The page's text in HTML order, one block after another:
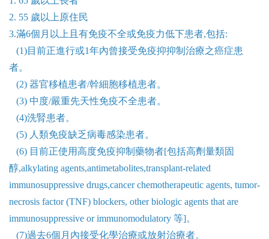
2. 55 歲以上原住民
3.滿6個月以上且有免疫不全或免疫力低下患者,包括:
(1)目前正進行或1年內曾接受免疫抑抑制治療之癌症患
者。
(2) 器官移植患者/幹細胞移植患者。
(3) 中度/嚴重先天性免疫不全患者。
(4)洗腎患者。
(5) 人類免疫缺乏病毒感染患者。
(6) 目前正使用高度免疫抑制藥物者[包括高劑量類固
醇,alkylating agents,antimetabolites,transplant-related
immunosuppressive drugs,cancer chemotherapeutic agents, tumor-
necrosis factor (TNF) blockers, other biologic agents that are
immunosuppressive or immunomodulatory 等]。
(7)過去6個月內接受化學治療或放射治療者。